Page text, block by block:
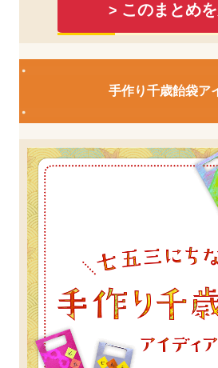
> このまとめ
手作り千歳飴袋ア